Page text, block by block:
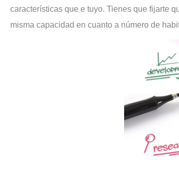
características que e tuyo. Tienes que fijarte
misma capacidad en cuanto a número de